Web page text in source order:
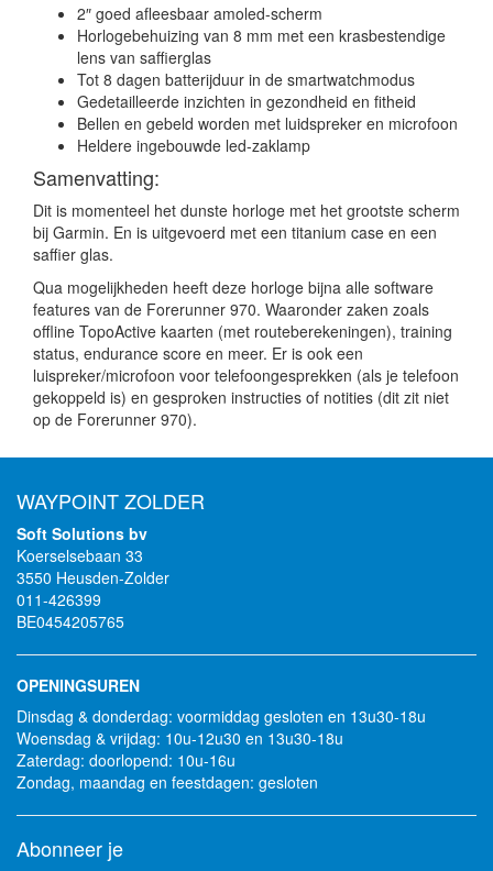
2″ goed afleesbaar amoled-scherm
Horlogebehuizing van 8 mm met een krasbestendige
lens van saffierglas
Tot 8 dagen batterijduur in de smartwatchmodus
Gedetailleerde inzichten in gezondheid en fitheid
Bellen en gebeld worden met luidspreker en microfoon
Heldere ingebouwde led-zaklamp
Samenvatting:
Dit is momenteel het dunste horloge met het grootste scherm
bij Garmin. En is uitgevoerd met een titanium case en een
saffier glas.
Qua mogelijkheden heeft deze horloge bijna alle software
features van de Forerunner 970. Waaronder zaken zoals
offline TopoActive kaarten (met routeberekeningen), training
status, endurance score en meer. Er is ook een
luispreker/microfoon voor telefoongesprekken (als je telefoon
gekoppeld is) en gesproken instructies of notities (dit zit niet
op de Forerunner 970).
WAYPOINT ZOLDER
Soft Solutions bv
Koerselsebaan 33
3550 Heusden-Zolder
011-426399
BE0454205765
OPENINGSUREN
Dinsdag & donderdag: voormiddag gesloten en 13u30-18u
Woensdag & vrijdag: 10u-12u30 en 13u30-18u
Zaterdag: doorlopend: 10u-16u
Zondag, maandag en feestdagen: gesloten
Abonneer je